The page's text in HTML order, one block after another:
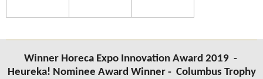
Winner Horeca Expo Innovation Award 2019 -
Heureka! Nominee Award Winner - Columbus Trophy